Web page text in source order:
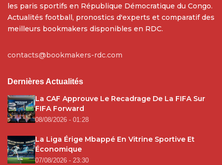
les paris sportifs en République Démocratique du Congo.
Actualités football, pronostics d'experts et comparatif des
meilleurs bookmakers disponibles en RDC.
contacts@bookmakers-rdc.com
Dernières Actualités
La CAF Approuve Le Recadrage De La FIFA Sur
FIFA Forward
08/08/2026 - 01:28
La Liga Érige Mbappé En Vitrine Sportive Et
Économique
07/08/2026 - 23:30